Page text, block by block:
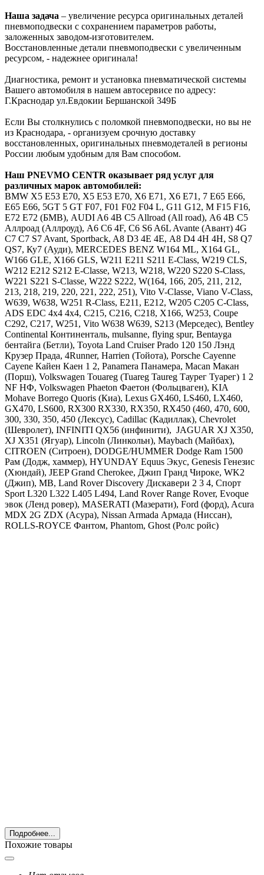
Наша задача – увеличение ресурса оригинальных деталей
пневмоподвески с сохранением параметров работы,
заложенных заводом-изготовителем.
Восстановленные детали пневмоподвески с увеличенным
ресурсом, - надежнее оригинала!
Диагностика, ремонт и установка пневматической системы
Вашего автомобиля в нашем автосервисе по адресу:
Г.Краснодар ул.Евдокии Бершанской 349Б
Если Вы столкнулись с поломкой пневмоподвески, но вы не
из Краснодара, - организуем срочную доставку
восстановленных, оригинальных пневмодеталей в регионы
России любым удобным для Вам способом.
Наш PNEVMO CENTR оказывает ряд услуг для
различных марок автомобилей:
BMW Х5 E53 E70, X5 Е53 Е70, Х6 E71, X6 Е71, 7 E65 E66,
Е65 Е66, 5GT 5 GT F07, F01 F02 F04 L, G11 G12, M F15 F16,
E72 Е72 (БМВ), AUDI A6 4B C5 Allroad (All road), А6 4В С5
Аллроад (Аллроуд), A6 C6 4F, С6 S6 A6L Avante (Авант) 4G
C7 С7 S7 Avant, Sportback, A8 D3 4E 4Е, А8 D4 4H 4Н, S8 Q7
QS7, Ку7 (Ауди), MERCEDES BENZ W164 ML, X164 GL,
W166 GLE, X166 GLS, W211 E211 S211 E-Class, W219 CLS,
W212 E212 S212 E-Classe, W213, W218, W220 S220 S-Class,
W221 S221 S-Classe, W222 S222, W(164, 166, 205, 211, 212,
213, 218, 219, 220, 221, 222, 251), Vito V-Classe, Viano V-Class,
W639, W638, W251 R-Class, Е211, Е212, W205 C205 C-Class,
ADS EDC 4x4 4х4, C215, C216, C218, X166, W253, Coupe
C292, C217, W251, Vito W638 W639, S213 (Мерседес), Bentley
Continental Континенталь, mulsanne, flying spur, Bentayga
бентайга (Бетли), Toyota Land Cruiser Prado 120 150 Лэнд
Крузер Прада, 4Runner, Harrien (Тойота), Porsche Cayenne
Cayene Кайен Каен 1 2, Panamera Панамера, Macan Макан
(Порш), Volkswagen Touareg (Tuareg Taureg Таурег Туарег) 1 2
NF НФ, Volkswagen Phaeton Фаетон (Фольцваген), KIA
Mohave Borrego Quoris (Киа), Lexus GX460, LS460, LX460,
GX470, LS600, RX300 RX330, RX350, RX450 (460, 470, 600,
300, 330, 350, 450 (Лексус), Cadillac (Кадиллак), Сhevrolet
(Шевролет), INFINITI QX56 (инфинити), JAGUAR XJ X350,
XJ X351 (Ягуар), Lincoln (Линкольн), Maybach (Майбах),
CITROEN (Ситроен), DODGE/HUMMER Dodge Ram 1500
Рам (Додж, хаммер), HYUNDAY Equus Экус, Genesis Генезис
(Хюндай), JEEP Grand Cherokee, Джип Гранд Чироке, WK2
(Джип), MB, Land Rover Discovery Дискавери 2 3 4, Спорт
Sport L320 L322 L405 L494, Land Rover Range Rover, Evoque
эвок (Ленд ровер), MASERATI (Мазерати), Ford (форд), Acura
MDX 2G ZDX (Асура), Nissan Armada Армада (Ниссан),
ROLLS-ROYCE Фантом, Phantom, Ghost (Ролс ройс)
Подробнее...
Похожие товары